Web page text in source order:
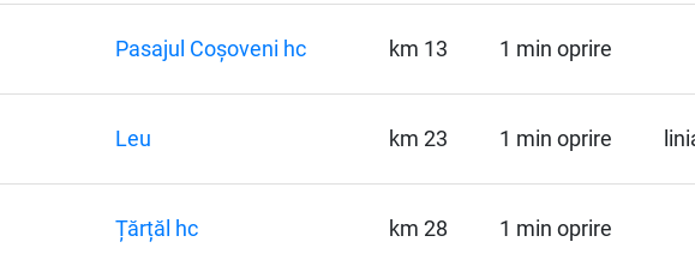
Pasajul Coșoveni hc km 13 1 min oprire
Leu km 23 1 min oprire
Țărțăl hc km 28 1 min oprire